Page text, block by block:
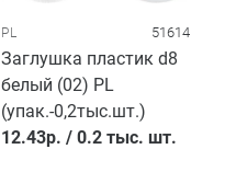
PL 51614
Заглушка пластик d8
белый (02) PL
(упак.-0,2тыс.шт.)
12.43р. / 0.2 тыс. шт.